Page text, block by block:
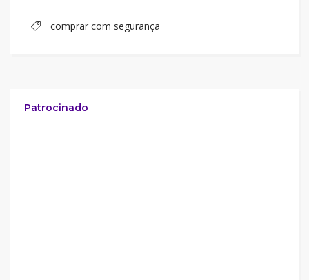
comprar com segurança
Patrocinado